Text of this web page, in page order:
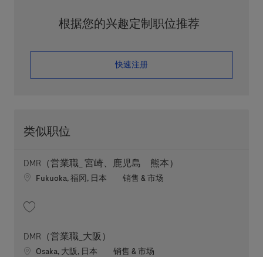
根据您的兴趣定制职位推荐
​​​​​​​快速注册
类似职位
DMR（営業職_ 宮崎、鹿児島 熊本）
Location
Fukuoka, 福冈, 日本 职位类别
销售 & 市场
DMR（営業職_大阪）
Location
Osaka, 大阪, 日本 职位类别
销售 & 市场